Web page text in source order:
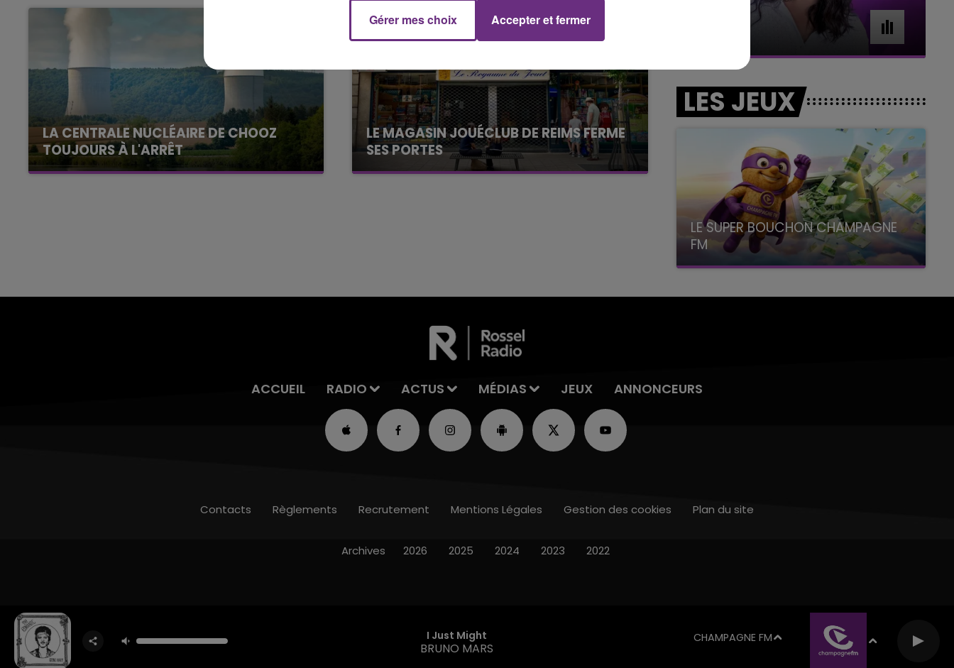
LA CENTRALE NUCLÉAIRE DE CHOOZ
TOUJOURS À L'ARRÊT
Cela fait déjà une semaine que la centrale
LE MAGASIN JOUÉCLUB DE REIMS FERME
SES PORTES
C'était l'une des institutions du centre-ville
Le Week-end Champagne FM
7h00 - 11h00
BEST OF Le week-end Champagne FM
LES JEUX
LE SUPER BOUCHON CHAMPAGNE
FM
avec La Famille Champagne FM, à 8H10
ACCUEIL RADIO ACTUS MÉDIAS JEUX ANNONCEURS
I Just Might
BRUNO MARS
CHAMPAGNE FM
Contacts Règlements Recrutement Mentions Légales Gestion des cookies Plan du site
Archives 2026 2025 2024 2023 2022
Gérer mes choix Accepter et fermer